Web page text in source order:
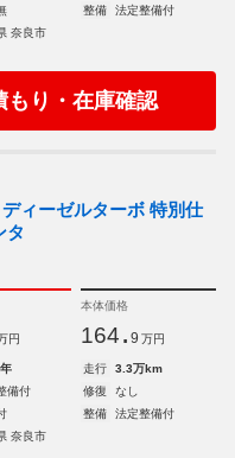
整備
法定整備付
奈良市
もり・在庫確認
ィーゼルターボ 特別仕
タ
円
本体価格
164. 9 万円
走行
3.3万km
備付 修復
なし
整備
法定整備付
奈良市